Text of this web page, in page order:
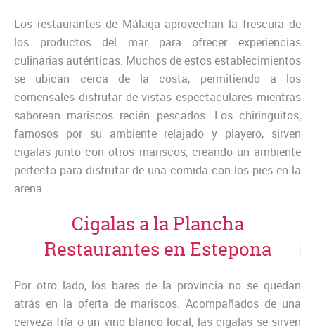
Los restaurantes de Málaga aprovechan la frescura de
los productos del mar para ofrecer experiencias
culinarias auténticas. Muchos de estos establecimientos
se ubican cerca de la costa, permitiendo a los
comensales disfrutar de vistas espectaculares mientras
saborean mariscos recién pescados. Los chiringuitos,
famosos por su ambiente relajado y playero, sirven
cigalas junto con otros mariscos, creando un ambiente
perfecto para disfrutar de una comida con los pies en la
arena.
Cigalas a la Plancha
Restaurantes en Estepona
Por otro lado, los bares de la provincia no se quedan
atrás en la oferta de mariscos. Acompañados de una
cerveza fría o un vino blanco local, las cigalas se sirven